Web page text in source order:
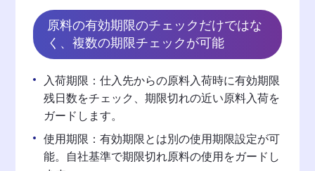
原料の有効期限のチェックだけではな
く、複数の期限チェックが可能
入荷期限：仕入先からの原料入荷時に有効期限
残日数をチェック、期限切れの近い原料入荷を
ガードします。
使用期限：有効期限とは別の使用期限設定が可
能。自社基準で期限切れ原料の使用をガードし